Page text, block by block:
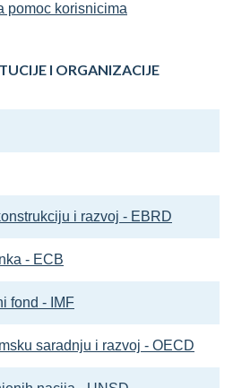
pomoc korisnicima
I ORGANIZACIJE
i razvoj - EBRD
- ECB
fond - IMF
saradnju i razvoj - OECD